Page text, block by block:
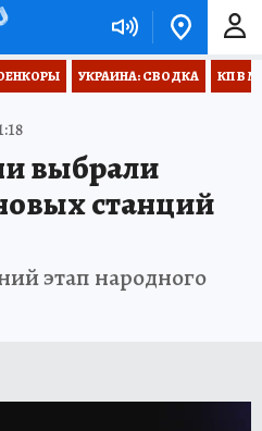
УКРАИНА: СВОДКА КП В
выбрали
станций
этап народного